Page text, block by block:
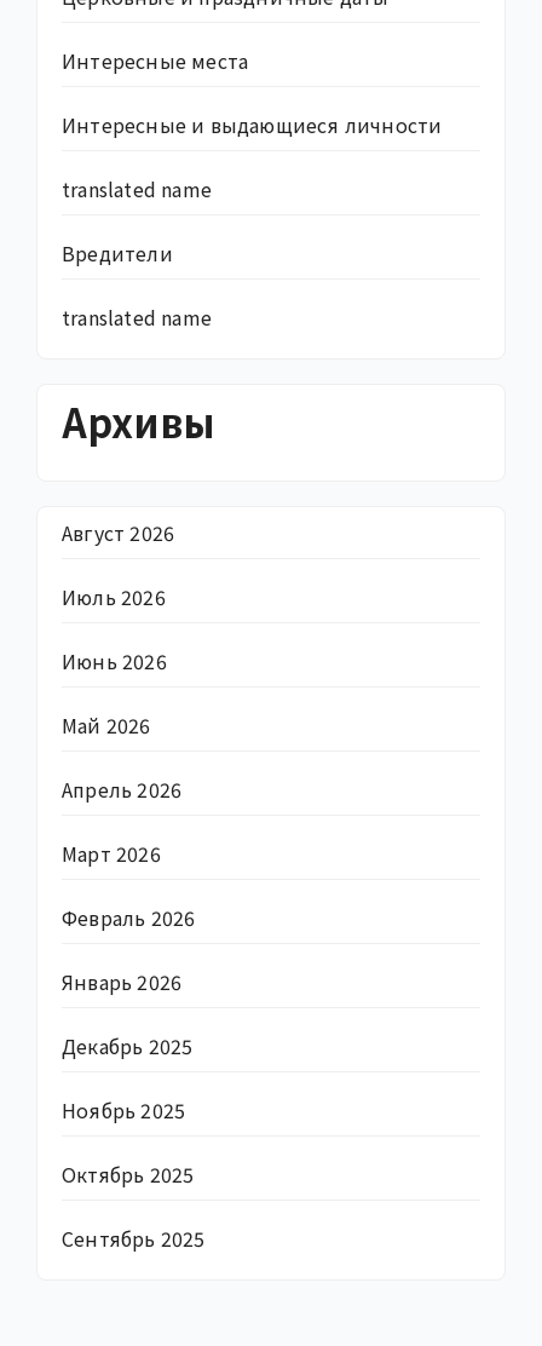
Интересные места
Интересные и выдающиеся личности
translated name
Вредители
translated name
Архивы
Август 2026
Июль 2026
Июнь 2026
Май 2026
Апрель 2026
Март 2026
Февраль 2026
Январь 2026
Декабрь 2025
Ноябрь 2025
Октябрь 2025
Сентябрь 2025